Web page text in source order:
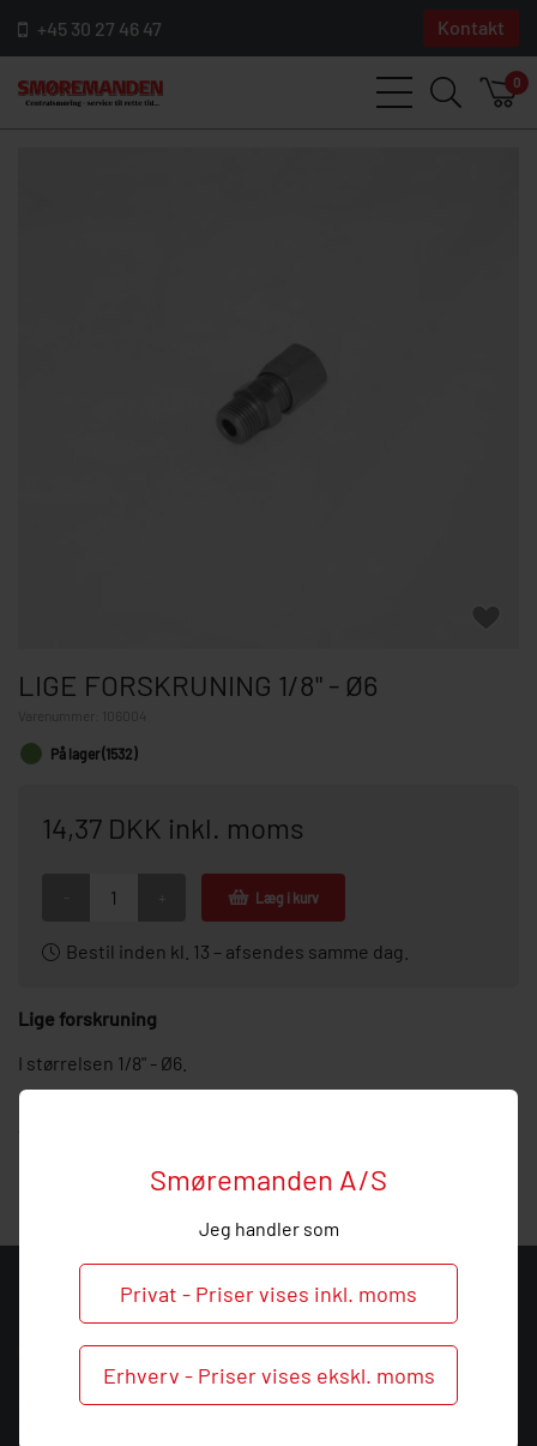
Smøremanden A/S
Jeg handler som
Privat - Priser vises inkl. moms
Erhverv - Priser vises ekskl. moms
+45 30 27 46 47 Kontakt
0
LIGE FORSKRUNING 1/8" - Ø6
106004
På lager (1532)
14,37 DKK inkl. moms
Læg i kurv
Bestil inden kl. 13 – afsendes samme dag.
Lige forskruning
I størrelsen 1/8" - Ø6.
KONTAKT
Smøremanden A/S
CVR: 39683717
Søndergården 3